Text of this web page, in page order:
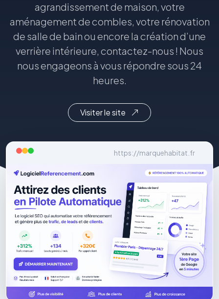
agrandissement de maison, votre
aménagement de combles, votre rénovation
de salle de bain ou encore la création d’une
verrière intérieure, contactez-nous ! Nous
nous engageons à vous répondre sous 24
heures.
Visiter le site
https://marquehabitat.fr